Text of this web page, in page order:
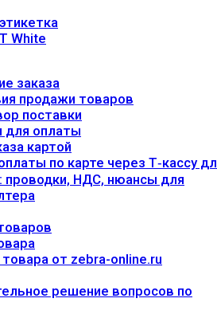
White
заказа
продажи товаров
поставки
для оплаты
картой
по карте через Т‑кассу
проводки, НДС, нюансы для
от zebra-online.ru
решение вопросов по